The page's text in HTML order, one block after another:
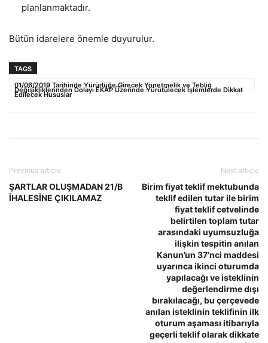
planlanmaktadır.
Bütün idarelere önemle duyurulur.
TAGS
01/06/2019 Tarihinde Yürürlüğe Girecek Yönetmelik ve Tebliğ
Değişikliklerinden Dolayı EKAP Üzerinde Yürütülecek İşlemlerde Dikkat
Edilecek Hususlar
Previous article
ŞARTLAR OLUŞMADAN 21/B
İHALESİNE ÇIKILAMAZ
Next article
Birim fiyat teklif mektubunda
teklif edilen tutar ile birim
fiyat teklif cetvelinde
belirtilen toplam tutar
arasındaki uyumsuzluğa
ilişkin tespitin anılan
Kanun’un 37’nci maddesi
uyarınca ikinci oturumda
yapılacağı ve isteklinin
değerlendirme dışı
bırakılacağı, bu çerçevede
anılan isteklinin teklifinin ilk
oturum aşaması itibarıyla
geçerli teklif olarak dikkate